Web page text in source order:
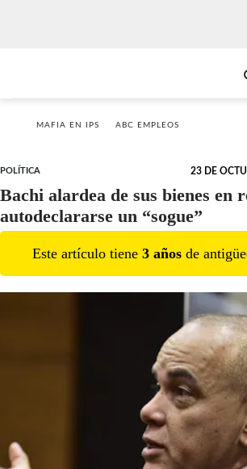
MAFIA EN IPS ABC EMPLEOS
POLÍTICA 23 DE
Bachi alardea de sus bienes en
autodeclararse un “sogue”
Este artículo tiene 3 años de